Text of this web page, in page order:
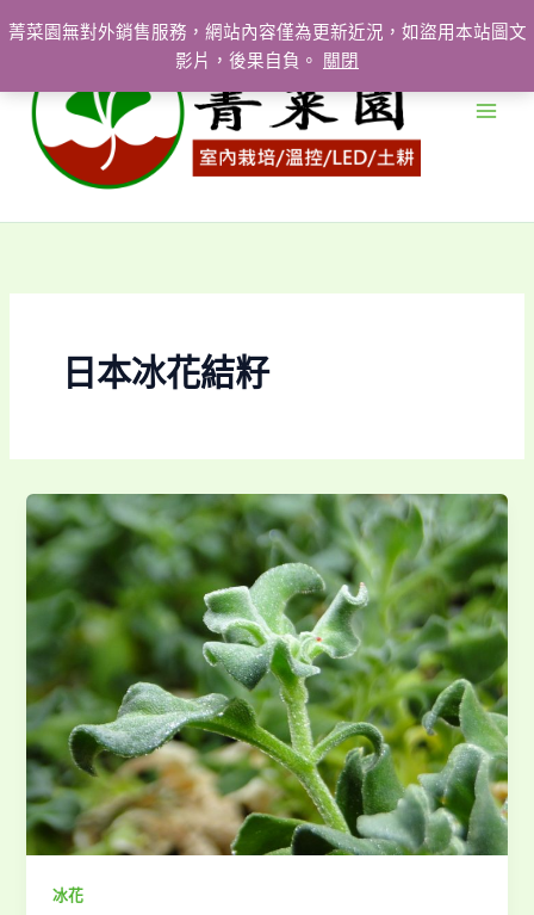
菁菜園無對外銷售服務，網站內容僅為更新近況，如盜用本站圖文
影片，後果自負。
關閉
至
要
日本冰花結籽
冰花